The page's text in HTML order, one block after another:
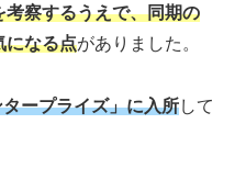
察するうえで、同期の
になる点がありました。
ープライズ」に入所して